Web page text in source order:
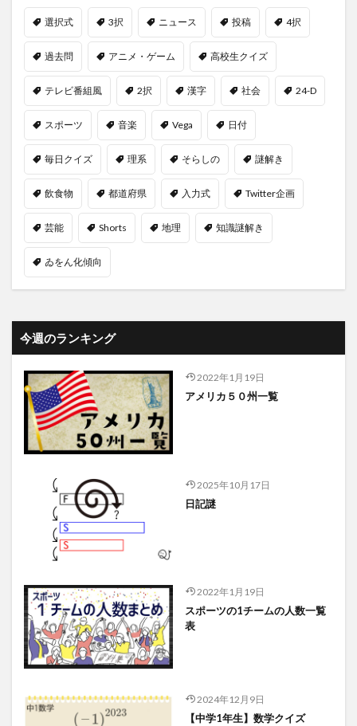
選択式 3択 ニュース 投稿 4択
過去問 アニメ・ゲーム 高校生クイズ
テレビ番組風 2択 漢字 社会 24-D
スポーツ 音楽 Vega 日付
毎日クイズ 理系 そらしの 謎解き
飲食物 都道府県 入力式 Twitter企画
芸能 Shorts 地理 知識謎解き
ゐをん化傾向
今週のランキング
2022年1月19日
アメリカ５０州一覧
2025年10月17日
日記謎
2022年1月19日
スポーツの1チームの人数一覧
表
2024年12月9日
【中学1年生】数学クイズ